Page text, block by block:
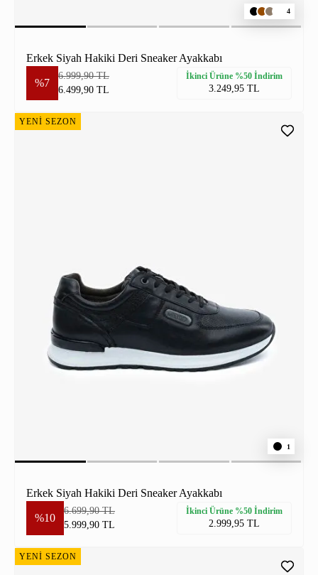
4
Erkek Siyah Hakiki Deri Sneaker Ayakkabı
%7
6.999,90 TL
6.499,90 TL
İkinci Ürüne %50 İndirim
3.249,95 TL
YENİ SEZON
1
Erkek Siyah Hakiki Deri Sneaker Ayakkabı
%10
6.699,90 TL
5.999,90 TL
İkinci Ürüne %50 İndirim
2.999,95 TL
YENİ SEZON